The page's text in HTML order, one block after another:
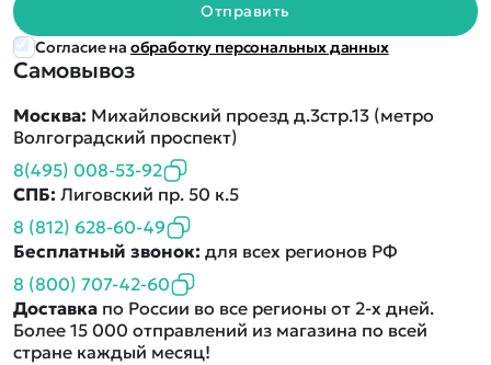
Самовывоз
Москва: Михайловский проезд д.3стр.13 (метро
Волгоградский проспект)
8(495) 008-53-92
СПБ: Лиговский пр. 50 к.5
8 (812) 628-60-49
Бесплатный звонок: для всех регионов РФ
8 (800) 707-42-60
Доставка по России во все регионы от 2-х дней.
Более 15 000 отправлений из магазина по всей
стране каждый месяц!
Отправить
Согласие на обработку персональных данных